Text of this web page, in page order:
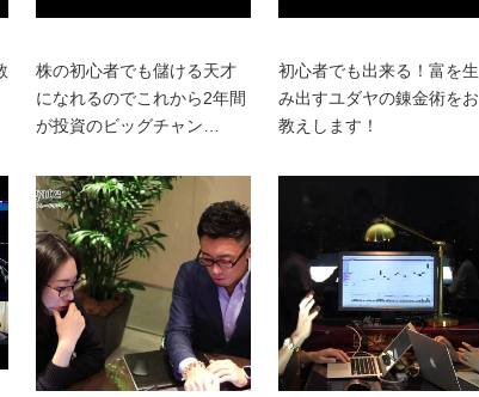
株の初心者でも儲ける天才
になれるのでこれから2年間
が投資のビッグチャン…
初心者でも出来る！富を生
み出すユダヤの錬金術をお
教えします！